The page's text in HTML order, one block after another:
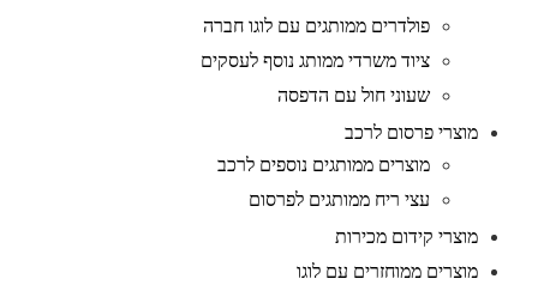
פולדרים ממותגים עם לוגו חברה
ציוד משרדי ממותג נוסף לעסקים
שעוני חול עם הדפסה
מוצרי פרסום לרכב
מוצרים ממותגים נוספים לרכב
עצי ריח ממותגים לפרסום
מוצרי קידום מכירות
מוצרים ממוחזרים עם לוגו